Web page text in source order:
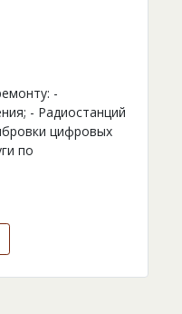
-
- Радиостанций
цифровых
по